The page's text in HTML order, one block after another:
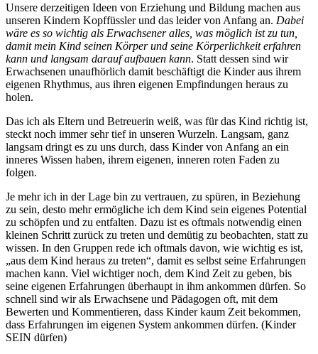
Unsere derzeitigen Ideen von Erziehung und Bildung machen aus
unseren Kindern Kopffüssler und das leider von Anfang an. Dabei
wäre es so wichtig als Erwachsener alles, was möglich ist zu tun,
damit mein Kind seinen Körper und seine Körperlichkeit erfahren
kann und langsam darauf aufbauen kann. Statt dessen sind wir
Erwachsenen unaufhörlich damit beschäftigt die Kinder aus ihrem
eigenen Rhythmus, aus ihren eigenen Empfindungen heraus zu
holen.
Das ich als Eltern und Betreuerin weiß, was für das Kind richtig ist,
steckt noch immer sehr tief in unseren Wurzeln. Langsam, ganz
langsam dringt es zu uns durch, dass Kinder von Anfang an ein
inneres Wissen haben, ihrem eigenen, inneren roten Faden zu
folgen.
Je mehr ich in der Lage bin zu vertrauen, zu spüren, in Beziehung
zu sein, desto mehr ermögliche ich dem Kind sein eigenes Potential
zu schöpfen und zu entfalten. Dazu ist es oftmals notwendig einen
kleinen Schritt zurück zu treten und demütig zu beobachten, statt zu
wissen. In den Gruppen rede ich oftmals davon, wie wichtig es ist,
„aus dem Kind heraus zu treten“, damit es selbst seine Erfahrungen
machen kann. Viel wichtiger noch, dem Kind Zeit zu geben, bis
seine eigenen Erfahrungen überhaupt in ihm ankommen dürfen. So
schnell sind wir als Erwachsene und Pädagogen oft, mit dem
Bewerten und Kommentieren, dass Kinder kaum Zeit bekommen,
dass Erfahrungen im eigenen System ankommen dürfen. (Kinder
SEIN dürfen)